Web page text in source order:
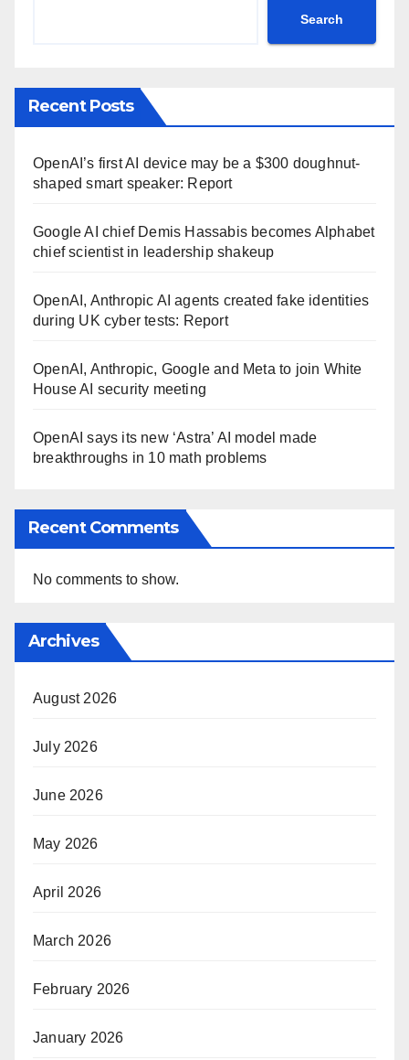
Search
Recent Posts
OpenAI’s first AI device may be a $300 doughnut-
shaped smart speaker: Report
Google AI chief Demis Hassabis becomes Alphabet
chief scientist in leadership shakeup
OpenAI, Anthropic AI agents created fake identities
during UK cyber tests: Report
OpenAI, Anthropic, Google and Meta to join White
House AI security meeting
OpenAI says its new ‘Astra’ AI model made
breakthroughs in 10 math problems
Recent Comments
No comments to show.
Archives
August 2026
July 2026
June 2026
May 2026
April 2026
March 2026
February 2026
January 2026